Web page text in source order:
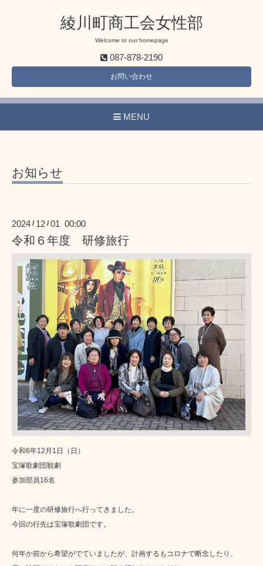
綾川町商工会女性部
Welcome to our homepage
087-878-2190
お問い合わせ
MENU
お知らせ
2024 / 12 /01 00:00
令和６年度 研修旅行
令和6年12月1日（日）
宝塚歌劇団観劇
参加部員16名
年に一度の研修旅行へ行ってきました。
今回の行先は宝塚歌劇団です。
何年か前から希望がでていましたが、計画するもコロナで断念したり、